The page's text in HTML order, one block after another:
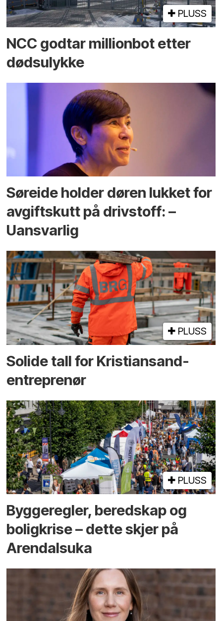
PLUSS
NCC godtar millionbot etter
dødsulykke
Søreide holder døren lukket for
avgiftskutt på drivstoff: –
Uansvarlig
PLUSS
Solide tall for Kristiansand-
entreprenør
PLUSS
Bygge­regler, beredskap og
bolig­krise – dette skjer på
Arendals­uka